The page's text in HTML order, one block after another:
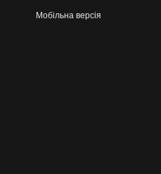
Мобільна версія